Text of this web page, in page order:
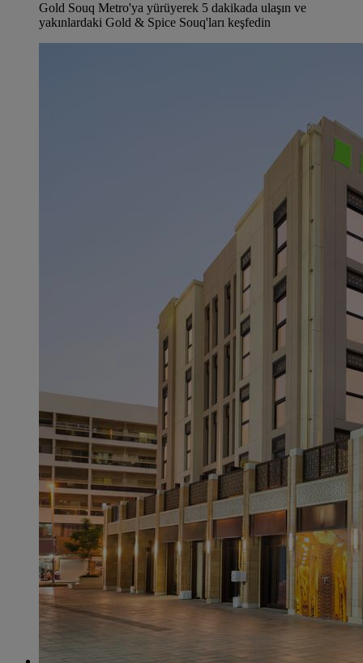
Gold Souq Metro'ya yürüyerek 5 dakikada ulaşın ve
yakınlardaki Gold & Spice Souq'ları keşfedin